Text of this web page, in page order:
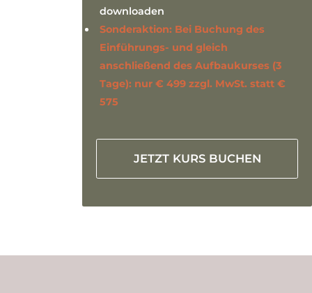
downloaden
Sonderaktion: Bei Buchung des
Einführungs- und gleich
anschließend des Aufbaukurses (3
Tage): nur € 499 zzgl. MwSt. statt €
575
JETZT KURS BUCHEN